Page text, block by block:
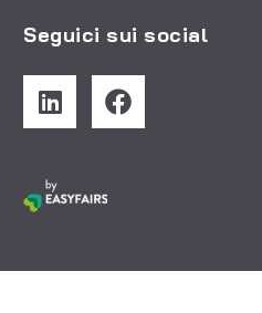
Seguici sui social